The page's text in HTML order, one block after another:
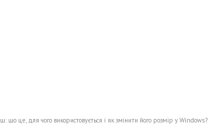
що це, для чого використовується і як змінити його розмір у Windows?